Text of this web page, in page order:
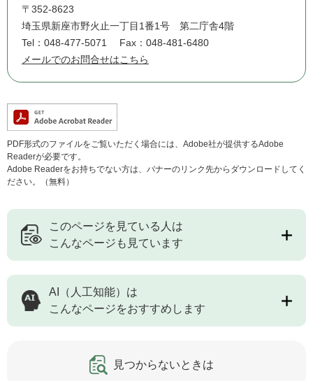
〒352-8623
埼玉県新座市野火止一丁目1番1号 第二庁舎4階
Tel：048-477-5071
Fax：048-481-6480
メールでのお問合せはこちら
PDF形式のファイルをご覧いただく場合には、Adobe社が提供するAdobe
Readerが必要です。
Adobe Readerをお持ちでない方は、バナーのリンク先からダウンロードしてく
ださい。（無料）
このページを見ている人は
こんなページも見ています
AI（人工知能）は
こんなページをおすすめします
見つからないときは